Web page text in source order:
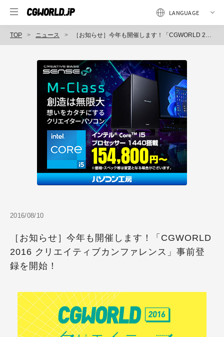
TOP ニュース ［お知らせ］今年も開催します！「CGWORLD 2016 クリエイティブカンファレンス」事前登録を開始！
2016/08/10
［お知らせ］今年も開催します！「CGWORLD
2016 クリエイティブカンファレンス」事前登
録を開始！